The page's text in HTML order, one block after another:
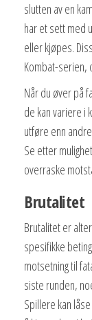
slutten av en
har et sett med
eller kjøpes.
Kombat-serien,
Når du øver på
de kan variere i
utføre enn
Se etter
overraske
Brutalitet
Brutalitet er
spesifikke
motsetning til
siste runden,
Spillere kan